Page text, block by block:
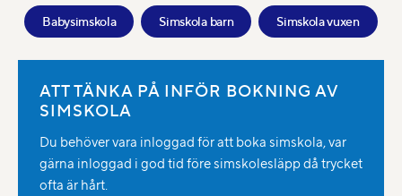
Babysimskola Simskola barn Simskola vuxen
ATT TÄNKA PÅ INFÖR BOKNING AV
SIMSKOLA
Du behöver vara inloggad för att boka simskola, var
gärna inloggad i god tid före simskolesläpp då trycket
ofta är hårt.